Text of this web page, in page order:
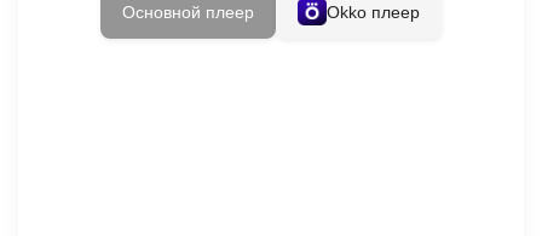
Основной плеер Okko плеер